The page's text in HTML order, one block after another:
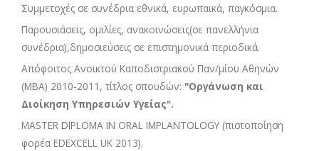
Συμμετοχές σε συνέδρια εθνικά, ευρωπαικά, παγκόσμια.
Παρουσιάσεις, ομιλίες, ανακοινώσεις(σε πανελλήνια
συνέδρια),δημοσιεύσεις σε επιστημονικά περιοδικά.
Απόφοιτος Ανοικτού Καποδιστριακού Παν/μίου Αθηνών
(MBA) 2010-2011, τίτλος σπουδών: "Οργάνωση και
Διοίκηση Υπηρεσιών Υγείας".
MASTER DIPLOMA IN ORAL IMPLANTOLOGY (πιστοποίηση
φορέα EDEXCELL UK 2013).